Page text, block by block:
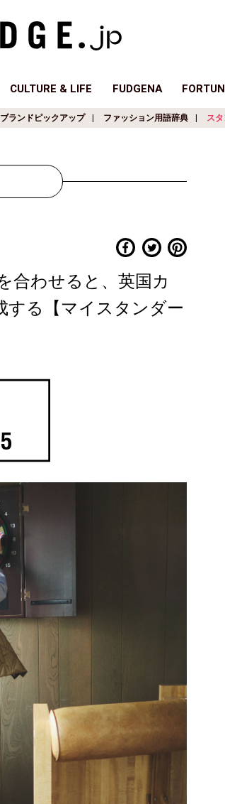
CULTURE & LIFE FUDGENA
ブランドピックアップ ファッション用語辞典 ス
合わせると、英国カ
する【マイスタンダー